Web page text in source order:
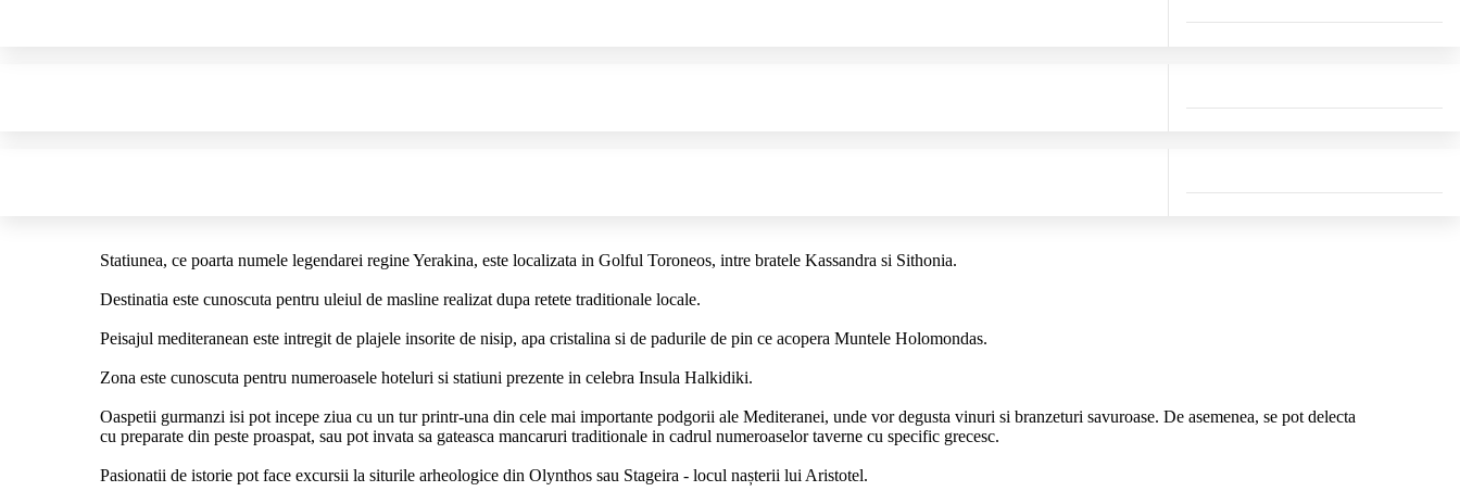
Statiunea, ce poarta numele legendarei regine Yerakina, este localizata in Golful Toroneos, intre bratele Kassandra si Sithonia.
Destinatia este cunoscuta pentru uleiul de masline realizat dupa retete traditionale locale.
Peisajul mediteranean este intregit de plajele insorite de nisip, apa cristalina si de padurile de pin ce acopera Muntele Holomondas.
Zona este cunoscuta pentru numeroasele hoteluri si statiuni prezente in celebra Insula Halkidiki.
Oaspetii gurmanzi isi pot incepe ziua cu un tur printr-una din cele mai importante podgorii ale Mediteranei, unde vor degusta vinuri si branzeturi savuroase. De asemenea, se pot delecta
cu preparate din peste proaspat, sau pot invata sa gateasca mancaruri traditionale in cadrul numeroaselor taverne cu specific grecesc.
Pasionatii de istorie pot face excursii la siturile arheologice din Olynthos sau Stageira - locul nașterii lui Aristotel.